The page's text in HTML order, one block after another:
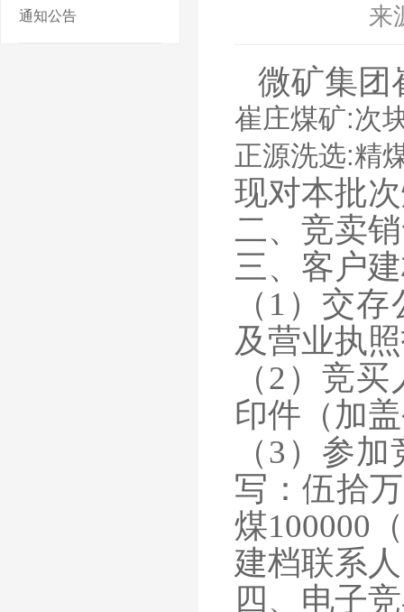
通知公告 来
微矿集团
崔庄煤矿:次
正源洗选:精
现对本批
二、竞卖
三、客户
（ 1）交存
及营业执
（2）竞买
印件（加
（3）参加
写：伍拾
煤100000
建档联系
四、电子